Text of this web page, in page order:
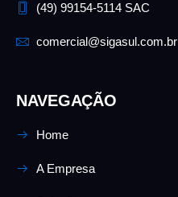
(49) 99154-5114 SAC
comercial@sigasul.com.br
NAVEGAÇÃO
Home
A Empresa